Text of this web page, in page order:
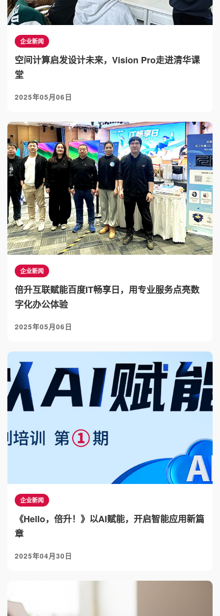
企业新闻
空间计算启发设计未来，Vision Pro走进清华课
堂
2025年05月06日
企业新闻
倍升互联赋能百度IT畅享日，用专业服务点亮数
字化办公体验
2025年05月06日
企业新闻
《Hello，倍升！》以AI赋能，开启智能应用新篇
章
2025年04月30日